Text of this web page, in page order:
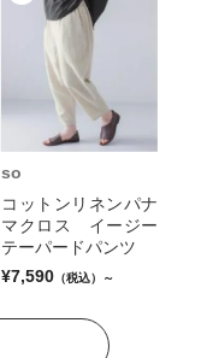
so
コットンリネンパナ
マクロス イージー
テーパードパンツ
¥7,590 （税込）～